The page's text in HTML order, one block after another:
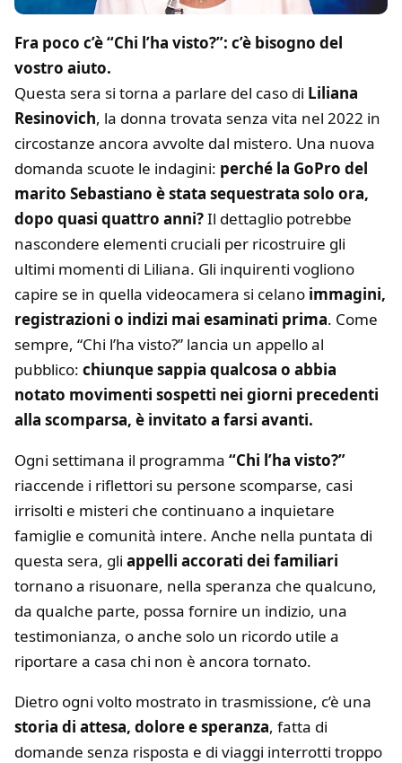
Fra poco c’è “Chi l’ha visto?”: c’è bisogno del
vostro aiuto.
Questa sera si torna a parlare del caso di Liliana
Resinovich, la donna trovata senza vita nel 2022 in
circostanze ancora avvolte dal mistero. Una nuova
domanda scuote le indagini: perché la GoPro del
marito Sebastiano è stata sequestrata solo ora,
dopo quasi quattro anni?Il dettaglio potrebbe
nascondere elementi cruciali per ricostruire gli
ultimi momenti di Liliana. Gli inquirenti vogliono
capire se in quella videocamera si celano immagini,
registrazioni o indizi mai esaminati prima. Come
sempre, “Chi l’ha visto?” lancia un appello al
pubblico: chiunque sappia qualcosa o abbia
notato movimenti sospetti nei giorni precedenti
alla scomparsa, è invitato a farsi avanti.
Ogni settimana il programma “Chi l’ha visto?”
riaccende i riflettori su persone scomparse, casi
irrisolti e misteri che continuano a inquietare
famiglie e comunità intere. Anche nella puntata di
questa sera, gli appelli accorati dei familiari
tornano a risuonare, nella speranza che qualcuno,
da qualche parte, possa fornire un indizio, una
testimonianza, o anche solo un ricordo utile a
riportare a casa chi non è ancora tornato.
Dietro ogni volto mostrato in trasmissione, c’è una
storia di attesa, dolore e speranza, fatta di
domande senza risposta e di viaggi interrotti troppo